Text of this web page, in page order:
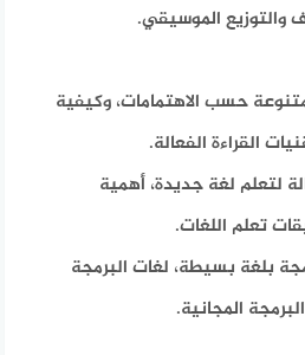
والتوزيع الموسيقي.
متنوعة حسب الاهتمامات، وكيفية
القراءة الفعالة.
لتعلم لغة جديدة، أهمية
تعلم اللغات.
بلغة بسيطة، لغات البرمجة
المجانية.